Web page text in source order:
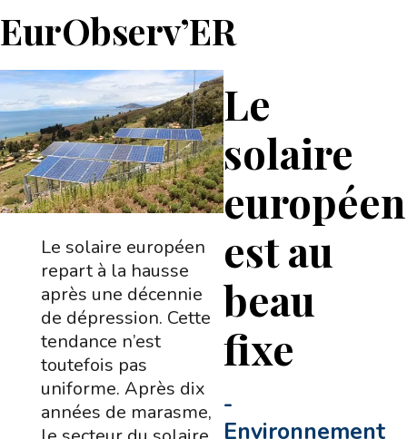
EurObserv’ER
Le
solaire
européen
est au
beau
fixe
-
Environnement
Le solaire européen
repart à la hausse
après une décennie
de dépression. Cette
tendance n’est
toutefois pas
uniforme. Après dix
années de marasme,